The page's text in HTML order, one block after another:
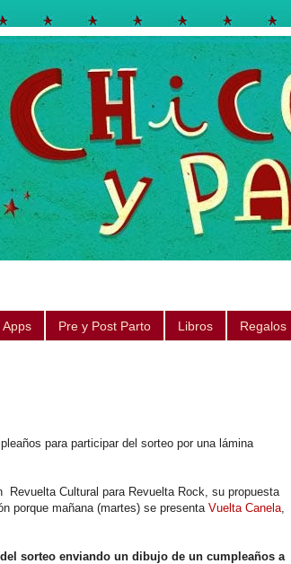
Apps Pre y Post Parto Libros Regalos
para participar del sorteo por una lámina
Revuelta Cultural para Revuelta Rock, su propuesta
porque mañana (martes) se presentaVuelta Canela
sorteo enviando un dibujo de un cumpleaños a